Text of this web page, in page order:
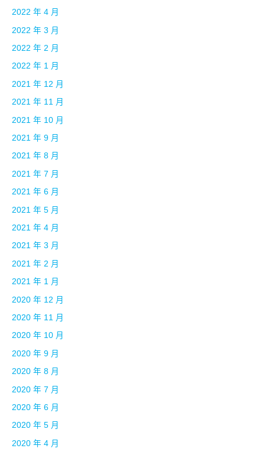
2022 年 4 月
2022 年 3 月
2022 年 2 月
2022 年 1 月
2021 年 12 月
2021 年 11 月
2021 年 10 月
2021 年 9 月
2021 年 8 月
2021 年 7 月
2021 年 6 月
2021 年 5 月
2021 年 4 月
2021 年 3 月
2021 年 2 月
2021 年 1 月
2020 年 12 月
2020 年 11 月
2020 年 10 月
2020 年 9 月
2020 年 8 月
2020 年 7 月
2020 年 6 月
2020 年 5 月
2020 年 4 月